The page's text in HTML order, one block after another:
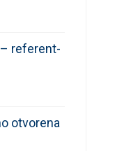
referent-
otvorena